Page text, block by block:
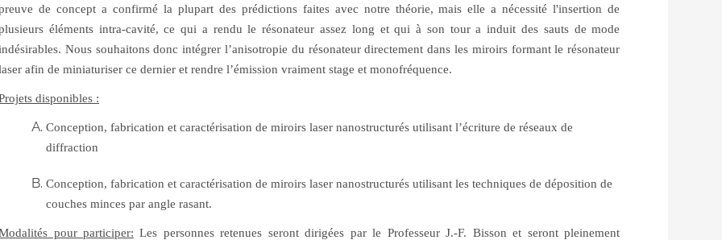
de concept a confirmé la plupart des prédictions faites avec notre théorie, mais elle a nécessité l'insertion de
éléments intra-cavité, ce qui a rendu le résonateur assez long et qui à son tour a induit des sauts de mode
Nous souhaitons donc intégrer l’anisotropie du résonateur directement dans les miroirs formant le résonateur
afin de miniaturiser ce dernier et rendre l’émission vraiment stage et monofréquence.
disponibles :
Conception, fabrication et caractérisation de miroirs laser nanostructurés utilisant l’écriture de réseaux de
diffraction
Conception, fabrication et caractérisation de miroirs laser nanostructurés utilisant les techniques de déposition de
couches minces par angle rasant.
pour participer: Les personnes retenues seront dirigées par le Professeur J.-F. Bisson et seront pleinement